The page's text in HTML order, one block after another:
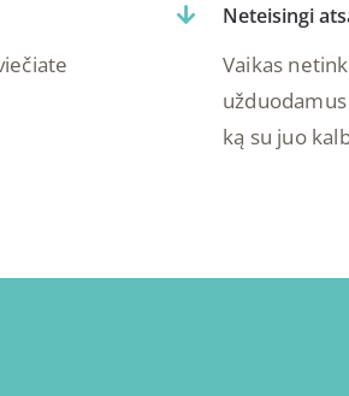
Neteisingi
Vaikas
ką su juo